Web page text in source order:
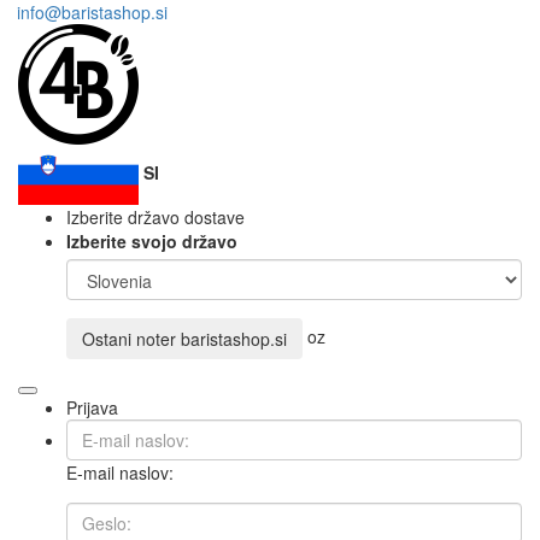
info@baristashop.si
SI
Izberite državo dostave
Izberite svojo državo
Ostani noter baristashop.si oz
Prijava
E-mail naslov: